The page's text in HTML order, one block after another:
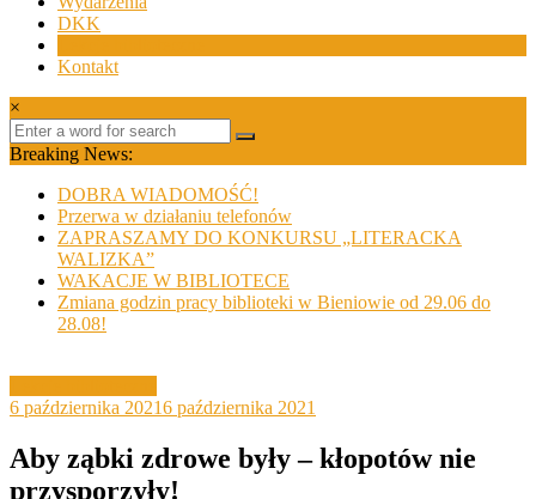
Żarskim.DKK
Kontakt
×
Breaking News:
DOBRA WIADOMOŚĆ!
Przerwa w działaniu telefonów
ZAPRASZAMY DO KONKURSU „LITERACKA
WALIZKA”
WAKACJE W BIBLIOTECE
Zmiana godzin pracy biblioteki w Bieniowie od 29.06 do
28.08!
6 października 20216 października 2021
Aby ząbki zdrowe były – kłopotów nie
przysporzyły!